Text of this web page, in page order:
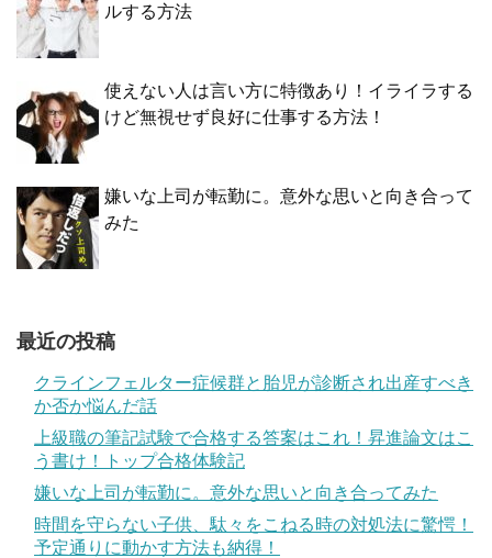
ルする方法
使えない人は言い方に特徴あり！イライラする
けど無視せず良好に仕事する方法！
嫌いな上司が転勤に。意外な思いと向き合って
みた
最近の投稿
クラインフェルター症候群と胎児が診断され出産すべき
か否か悩んだ話
上級職の筆記試験で合格する答案はこれ！昇進論文はこ
う書け！トップ合格体験記
嫌いな上司が転勤に。意外な思いと向き合ってみた
時間を守らない子供、駄々をこねる時の対処法に驚愕！
予定通りに動かす方法も納得！